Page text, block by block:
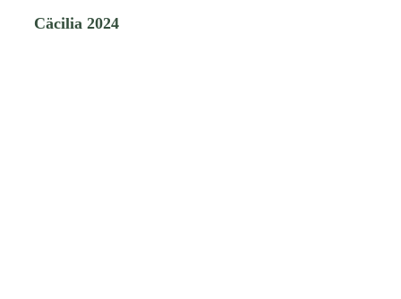
Cäcilia 2024